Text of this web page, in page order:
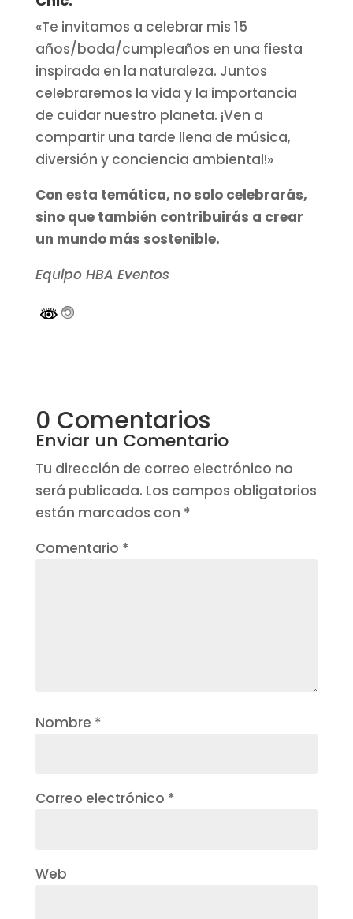
«Te invitamos a celebrar mis 15
años/boda/cumpleaños en una fiesta
inspirada en la naturaleza. Juntos
celebraremos la vida y la importancia
de cuidar nuestro planeta. ¡Ven a
compartir una tarde llena de música,
diversión y conciencia ambiental!»
Con esta temática, no solo celebrarás,
sino que también contribuirás a crear
un mundo más sostenible.
Equipo HBA Eventos
0 Comentarios
Enviar un Comentario
Tu dirección de correo electrónico no
será publicada. Los campos obligatorios
están marcados con *
Comentario *
Nombre *
Correo electrónico *
Web